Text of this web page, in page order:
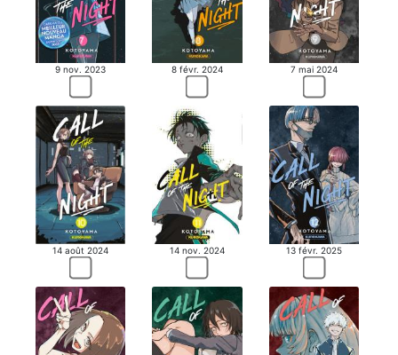
9 nov. 2023 8 févr. 2024 7 mai 2024
14 août 2024 14 nov. 2024 13 févr. 2025